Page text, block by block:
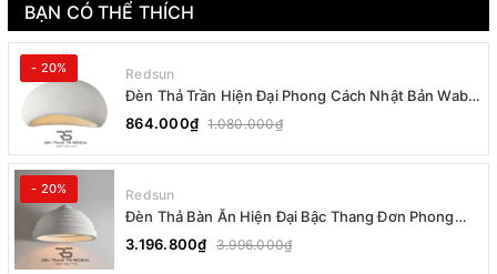
BẠN CÓ THỂ THÍCH
- 20% Redsun
Đèn Thả Trần Hiện Đại Phong Cách Nhật Bản Wabi-
sabi CDT-T036 Dáng B
864.000₫ 1.080.000₫
- 20% Redsun
Đèn Thả Bàn Ăn Hiện Đại Bậc Thang Đơn Phong
Cách Nhật Bản Wabi-sabi DC-T078B
3.196.800₫ 3.996.000₫